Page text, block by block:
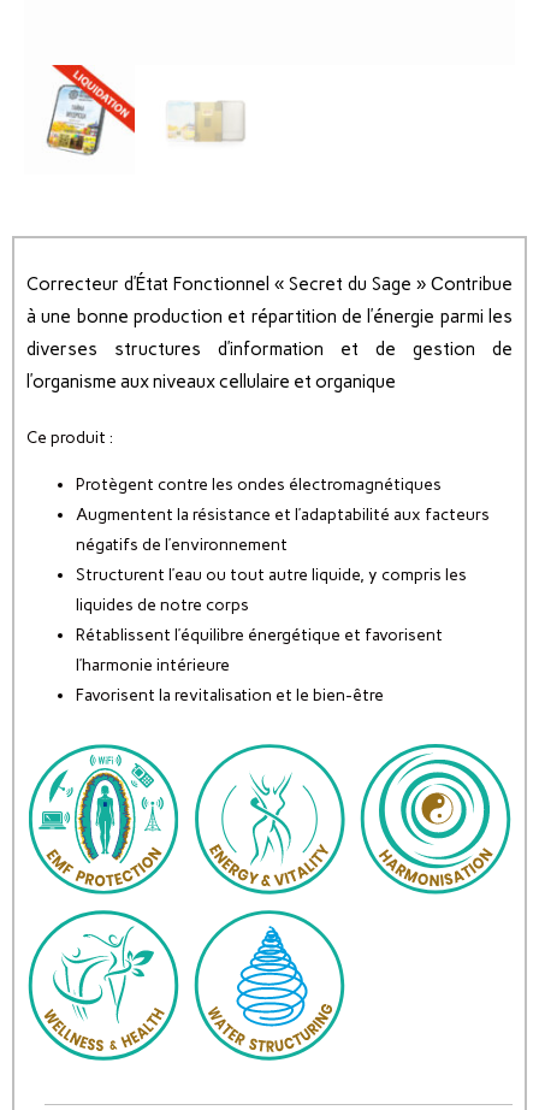
Correcteur d’État Fonctionnel « Secret du Sage » Сontribue
à une bonne production et répartition de l’énergie parmi les
diverses structures d’information et de gestion de
l’organisme aux niveaux cellulaire et organique
Ce produit :
Protègent contre les ondes électromagnétiques
Augmentent la résistance et l’adaptabilité aux facteurs
négatifs de l’environnement
Structurent l’eau ou tout autre liquide, y compris les
liquides de notre corps
Rétablissent l’équilibre énergétique et favorisent
l’harmonie intérieure
Favorisent la revitalisation et le bien-être